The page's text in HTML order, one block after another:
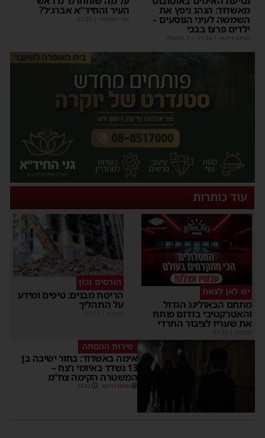
מאשדוד: הנהג ניפץ את
השמשה לעיני הנוסעים –
ילדים פרצו בבכי
מנחם דויטש 11:34
העיר והחיד"א אברג׳ל?
יוסי יחזקאלי 23:37
עוד כותרות
יש לאן לצאת
מתחם הבאולינג הגדול
והאטרקטיבי בדרום פותח
את שעריו לציבור החרדי
מקודם
הורסים נכון
הריסת מבנים: טיפים ומידע
על התהליך
מקודם
פירות ההסתה
אימה באשדוד: בחור ישיבה בן
13 נשדד באיומי רצח –
המשטרה הקימה צח”מ
מנחם דויטש 22:32